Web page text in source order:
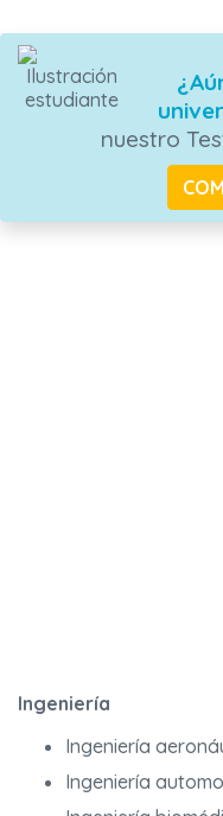
nuestro
Ingeniería
Ingeniería
Ingeniería